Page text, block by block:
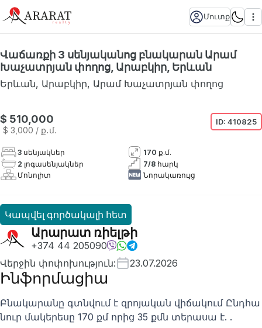
Մուտք
Վաճառքի 3 սենյականոց բնակարան Արամ
Խաչատրյան փողոց, Արաբկիր, Երևան
Երևան, Արաբկիր, Արամ Խաչատրյան փողոց
$ 510,000
$ 3,000 / ք․մ․
ID: 410825
3 սենյակներ 170 ք.մ.
2 լոգասենյակներ 7/8 հարկ
Մոնոլիտ
Նորակառույց
Կապվել գործակալի հետ
Արարատ ռիելթի
+374 44 205090
Վերջին փոփոխություն: 23.07.2026
Ինֆորմացիա
Բնակարանը գտնվում է զրոյական վիճակում Ընդհա
նուր մակերեսը 170 քմ որից 35 քմն տերասա է. .